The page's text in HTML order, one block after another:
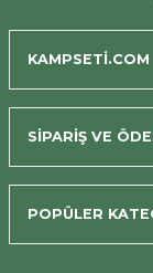
KAMPSETİ.COM
SİPARİŞ VE
POPÜLER
Bizi Arayın